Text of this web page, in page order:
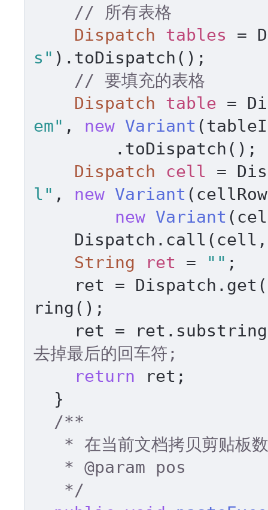
// 所有表格
Dispatch
tables =
s" ).toDispatch();
// 要填充的表格
Dispatch
table =
em" , new Variant
Dispatch
cell =
l" , new Variant
new Variant
String
ret = "" ;
ret =
ring();
ret =
去掉最后的回车符;
return ret;
/**
   *
@param pos
   */